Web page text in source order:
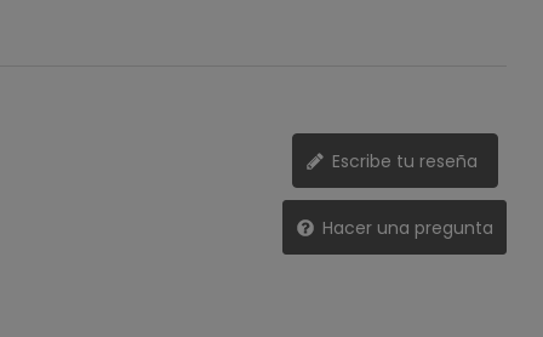
Escribe tu reseña
Hacer una pregunta